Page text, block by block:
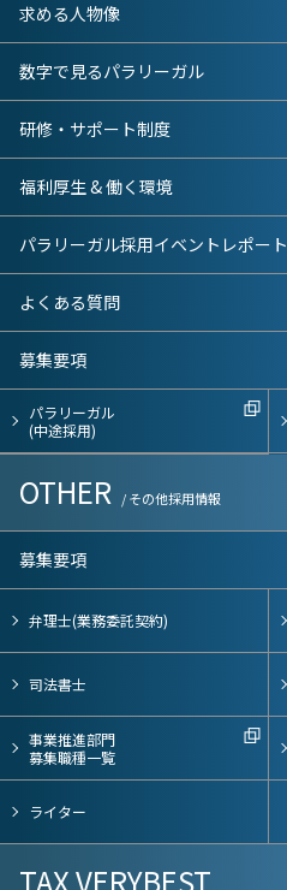
求める人物像
数字で見るパラリーガル
研修・サポート制度
福利厚生 & 働く環境
パラリーガル採用イベントレポート
よくある質問
募集要項
パラリーガル
(中途採用)
OTHER / その他採用情報
募集要項
弁理士(業務委託契約)
司法書士
事業推進部門
募集職種一覧
ライター
TAX VERYBEST